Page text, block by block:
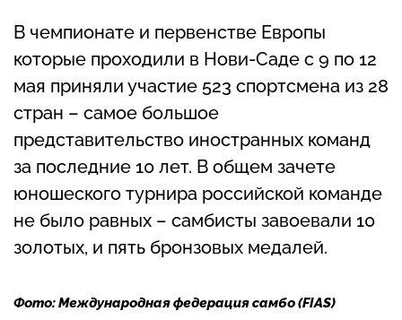
В чемпионате и первенстве Европы
которые проходили в Нови-Саде с 9 по 12
мая приняли участие 523 спортсмена из 28
стран – самое большое
представительство иностранных команд
за последние 10 лет. В общем зачете
юношеского турнира российской команде
не было равных – самбисты завоевали 10
золотых, и пять бронзовых медалей.
Фото: Международная федерация самбо (FIAS)